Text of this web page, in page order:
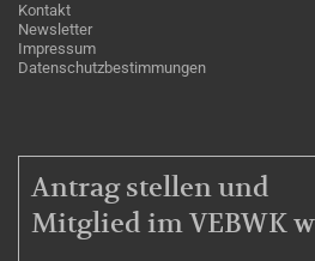
Kontakt
Newsletter
Impressum
Datenschutzbestimmungen
MITGLIEDSCHAFT
Antrag stellen und
Mitglied im VEBWK